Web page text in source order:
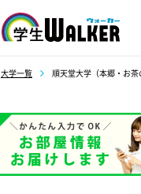
大学一覧 順天堂大学（本郷・お茶